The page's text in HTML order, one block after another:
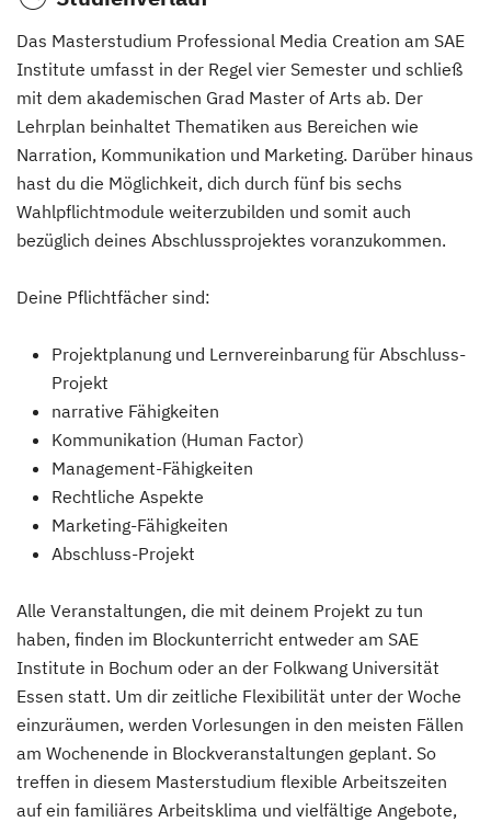
Das Masterstudium Professional Media Creation am SAE
Institute umfasst in der Regel vier Semester und schließ
mit dem akademischen Grad Master of Arts ab. Der
Lehrplan beinhaltet Thematiken aus Bereichen wie
Narration, Kommunikation und Marketing. Darüber hinaus
hast du die Möglichkeit, dich durch fünf bis sechs
Wahlpflichtmodule weiterzubilden und somit auch
bezüglich deines Abschlussprojektes voranzukommen.
Deine Pflichtfächer sind:
Projektplanung und Lernvereinbarung für Abschluss-
Projekt
narrative Fähigkeiten
Kommunikation (Human Factor)
Management-Fähigkeiten
Rechtliche Aspekte
Marketing-Fähigkeiten
Abschluss-Projekt
Alle Veranstaltungen, die mit deinem Projekt zu tun
haben, finden im Blockunterricht entweder am SAE
Institute in Bochum oder an der Folkwang Universität
Essen statt. Um dir zeitliche Flexibilität unter der Woche
einzuräumen, werden Vorlesungen in den meisten Fällen
am Wochenende in Blockveranstaltungen geplant. So
treffen in diesem Masterstudium flexible Arbeitszeiten
auf ein familiäres Arbeitsklima und vielfältige Angebote,